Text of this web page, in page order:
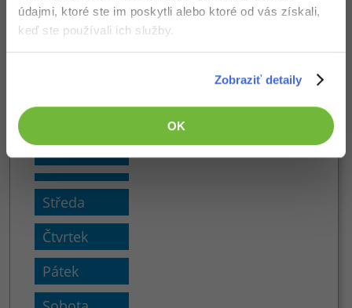
údajmi, ktoré ste im poskytli alebo ktoré od vás získali,
keď ste používali ich služby.
Zobraziť detaily
OK
výsledok: